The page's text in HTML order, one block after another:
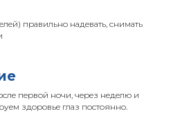
правильно надевать, снимать
первой ночи, через неделю и
здоровье глаз постоянно.